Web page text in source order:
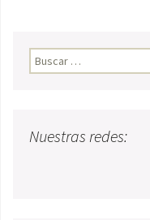
Buscar:
Nuestras redes: